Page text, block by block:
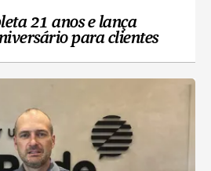
21 anos e lança
para clientes